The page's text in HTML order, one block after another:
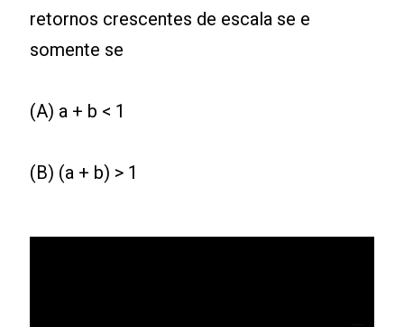
retornos crescentes de escala se e
somente se
(A) a + b < 1
(B) (a + b) > 1